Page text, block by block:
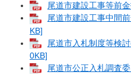
尾道市建設工事等前
尾道市建設工事中間
KB]
尾道市入札制度等検
0KB]
尾道市公正入札調査